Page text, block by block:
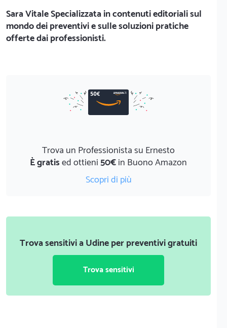
Sara Vitale Specializzata in contenuti editoriali sul
mondo dei preventivi e sulle soluzioni pratiche
offerte dai professionisti.
Trova un Professionista su Ernesto
È gratised ottieni50€in Buono Amazon
Scopri di più
Trova sensitivi a Udine per preventivi gratuiti
Trova sensitivi